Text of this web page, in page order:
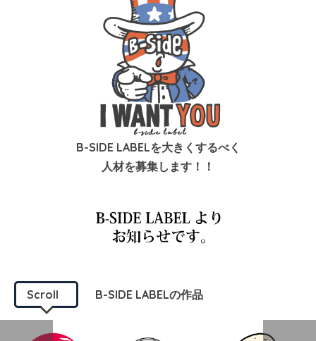
B-SIDE LABELを大きくするべく
人材を募集します！！
Scroll B-SIDE LABELの作品